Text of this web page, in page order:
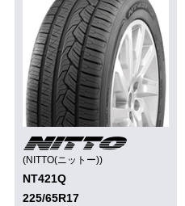
(NITTO(ニットー))
NT421Q
225/65R17